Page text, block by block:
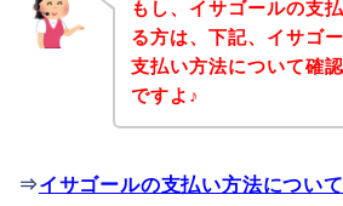
もし、イサゴールの支
る方は、下記、イサゴ
支払い方法について確
ですよ♪
⇒イサゴールの支払い方法につい